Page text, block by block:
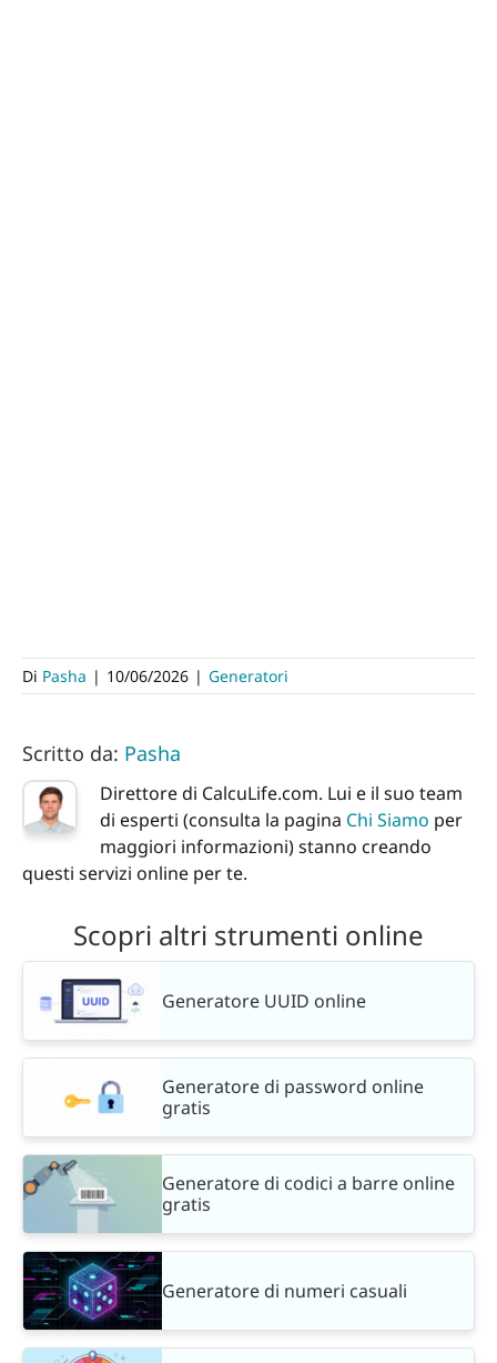
Di Pasha | 10/06/2026 | Generatori
Scritto da: Pasha
Direttore di CalcuLife.com. Lui e il suo team
di esperti (consulta la pagina Chi Siamo per
maggiori informazioni) stanno creando
questi servizi online per te.
Scopri altri strumenti online
Generatore UUID online
Generatore di password online
gratis
Generatore di codici a barre online
gratis
Generatore di numeri casuali